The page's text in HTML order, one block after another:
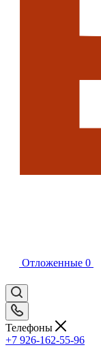
Отложенные 0
Телефоны
+7 926-162-55-96